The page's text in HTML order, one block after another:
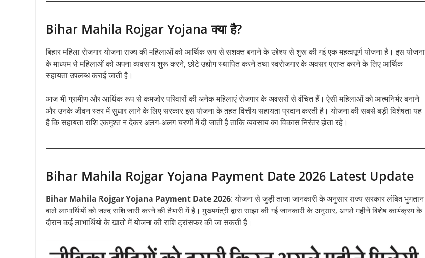
Bihar Mahila Rojgar Yojana क्या है?
बिहार महिला रोजगार योजना राज्य की महिलाओं को आर्थिक रूप से सशक्त बनाने के उद्देश्य से शुरू की गई एक महत्वपूर्ण योजना है। इस योजना
के माध्यम से महिलाओं को अपना व्यवसाय शुरू करने, छोटे उद्योग स्थापित करने तथा स्वरोजगार के अवसर प्राप्त करने के लिए आर्थिक
सहायता उपलब्ध कराई जाती है।
आज भी ग्रामीण और आर्थिक रूप से कमजोर परिवारों की अनेक महिलाएं रोजगार के अवसरों से वंचित हैं। ऐसी महिलाओं को आत्मनिर्भर बनाने
और उनके जीवन स्तर में सुधार लाने के लिए सरकार इस योजना के तहत वित्तीय सहायता प्रदान करती है। योजना की सबसे बड़ी विशेषता यह
है कि सहायता राशि एकमुश्त न देकर अलग-अलग चरणों में दी जाती है ताकि व्यवसाय का विकास निरंतर होता रहे।
Bihar Mahila Rojgar Yojana Payment Date 2026 Latest Update
Bihar Mahila Rojgar Yojana Payment Date 2026: योजना से जुड़ी ताजा जानकारी के अनुसार राज्य सरकार लंबित भुगतान
वाले लाभार्थियों को जल्द राशि जारी करने की तैयारी में है। मुख्यमंत्री द्वारा साझा की गई जानकारी के अनुसार, अगले महीने विशेष कार्यक्रम के
दौरान कई लाभार्थियों के खातों में योजना की राशि ट्रांसफर की जा सकती है।